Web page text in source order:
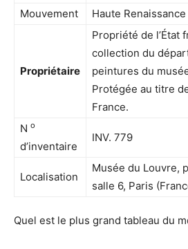
Mouvement
Haute Renaissance
Propriétaire
Propriété de l’État
collection du
peintures du
Protégée au titre
France.
N o
d’inventaire
INV. 779
Localisation
Musée du Louvre,
salle 6, Paris
Quel est le plus grand tableau du